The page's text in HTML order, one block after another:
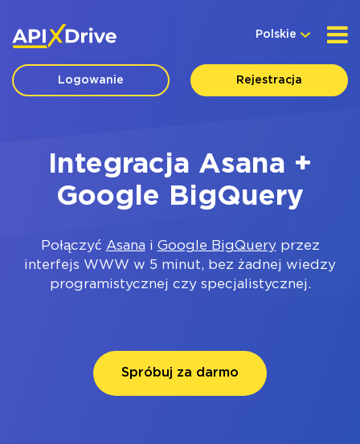
Polskie
Logowanie Rejestracja
Integracja Asana +
Google BigQuery
Połączyć Asana i Google BigQueryprzez
interfejs WWW w 5 minut, bez żadnej wiedzy
programistycznej czy specjalistycznej.
Spróbuj za darmo